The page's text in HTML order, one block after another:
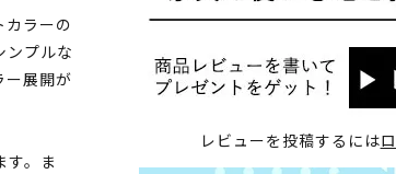
ラーの
ンプルな
ー展開が
す。ま
レビューを投稿するには